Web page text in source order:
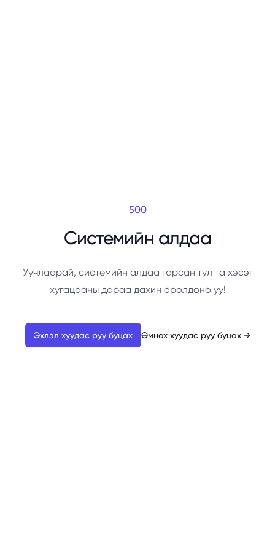
500
Системийн алдаа
Уучлаарай, системийн алдаа гарсан тул та хэсэг
хугацааны дараа дахин оролдоно уу!
Эхлэл хуудас руу буцах Өмнөх хуудас руу буцах →